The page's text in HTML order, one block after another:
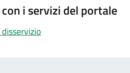
i servizi del portale
disservizio